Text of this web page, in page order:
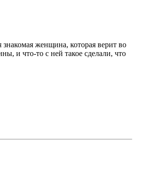
женщина, которая верит во
и что-то с ней такое сделали, что